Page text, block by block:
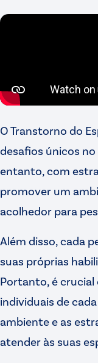
O Transtorno do
desafios únicos
entanto, com
promover um
acolhedor para
Além disso, cada
suas próprias
Portanto, é crucial
individuais de
ambiente e as
atender às suas